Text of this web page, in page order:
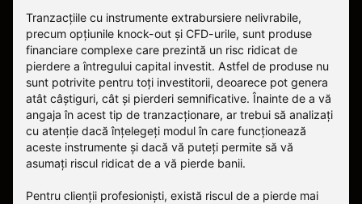
Tranzacțiile cu instrumente extrabursiere nelivrabile,
precum opțiunile knock-out și CFD-urile, sunt produse
financiare complexe care prezintă un risc ridicat de
pierdere a întregului capital investit. Astfel de produse nu
sunt potrivite pentru toți investitorii, deoarece pot genera
atât câștiguri, cât și pierderi semnificative. Înainte de a vă
angaja în acest tip de tranzacționare, ar trebui să analizați
cu atenție dacă înțelegeți modul în care funcționează
aceste instrumente și dacă vă puteți permite să vă
asumați riscul ridicat de a vă pierde banii.
Pentru clienții profesioniști, există riscul de a pierde mai